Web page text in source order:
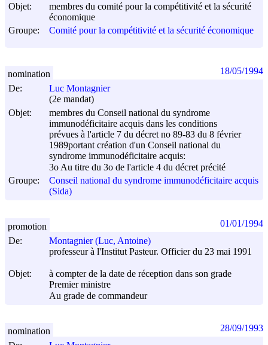
Objet:
membres du comité pour la compétitivité et la sécurité
économique
Groupe:
Comité pour la compétitivité et la sécurité économique
De:
Luc Montagnier
(2e mandat)
Objet:
membres du Conseil national du syndrome
immunodéficitaire acquis dans les conditions
prévues à l'article 7 du décret no 89-83 du 8 février
1989portant création d'un Conseil national du
syndrome immunodéficitaire acquis:
3o Au titre du 3o de l'article 4 du décret précité
Groupe:
Conseil national du syndrome immunodéficitaire acquis
(Sida)
nomination 18/05/1994
De:
Montagnier (Luc, Antoine)
professeur à l'Institut Pasteur. Officier du 23 mai 1991
Objet:
à compter de la date de réception dans son grade
Premier ministre
Au grade de commandeur
promotion 01/01/1994
nomination 28/09/1993